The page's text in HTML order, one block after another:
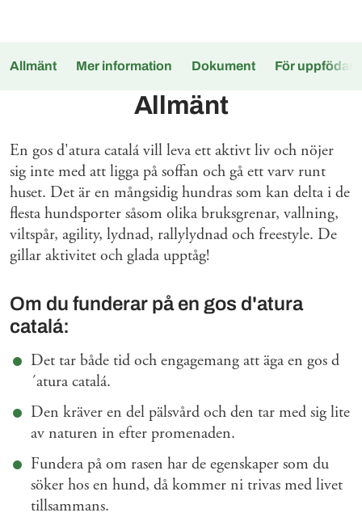
Allmänt Mer information Dokument För uppfödare
Allmänt
En gos d'atura catalá vill leva ett aktivt liv och nöjer
sig inte med att ligga på soffan och gå ett varv runt
huset. Det är en mångsidig hundras som kan delta i de
flesta hundsporter såsom olika bruksgrenar, vallning,
viltspår, agility, lydnad, rallylydnad och freestyle. De
gillar aktivitet och glada upptåg!
Om du funderar på en gos d'atura
catalá:
Det tar både tid och engagemang att äga en gos d
´atura catalá.
Den kräver en del pälsvård och den tar med sig lite
av naturen in efter promenaden.
Fundera på om rasen har de egenskaper som du
söker hos en hund, då kommer ni trivas med livet
tillsammans.